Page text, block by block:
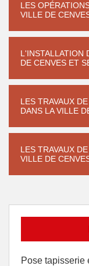
LES
VILLE DE
L'INSTALLATION
DE CENVES ET
LES TRAVAUX
DANS LA VILLE
LES TRAVAUX
VILLE DE
Pose tapisserie